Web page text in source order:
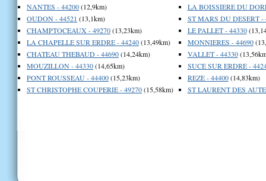
NANTES - 44200(12,9km)
OUDON - 44521 (13,1km)
CHAMPTOCEAUX - 49270(13,23km)
LA CHAPELLE SUR ERDRE - 44240(13,49km)
CHATEAU THEBAUD - 44690(14,24km)
MOUZILLON - 44330(14,65km)
PONT ROUSSEAU - 44400(15,23km)
ST CHRISTOPHE COUPERIE - 49270(15,58km)
LA BOISSIERE DU
ST MARS DU DESERT -
LE PALLET - 44330
MONNIERES - 44690
VALLET - 44330
SUCE SUR ERDRE -
REZE - 44400(14,83km)
ST LAURENT DES